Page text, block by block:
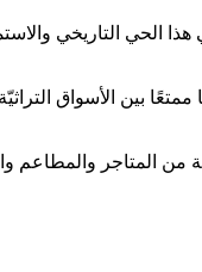
التاريخي
بين الأسواق
المتاجر والمطاعم